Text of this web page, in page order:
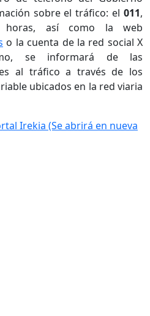
sobre el tráfico: el 011,
así como la web
o la cuenta de la red social X
se informará de las
al tráfico a través de los
ubicados en la red viaria
Irekia (Se abrirá en nueva